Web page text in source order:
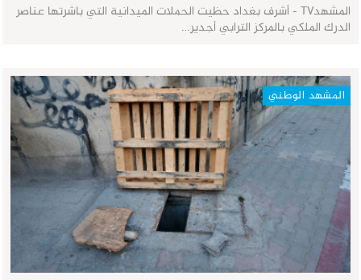
المشهدTV - أشرف بغداد حظيت الحملات الميدانية التي باشرتها عناصر
الدرك الملكي بالمركز الترابي أجدير…
المشهد الوطني